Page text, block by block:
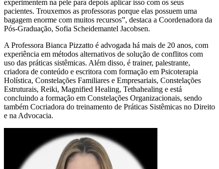
experimentem na pele para depois aplicar isso com os seus
pacientes. Trouxemos as professoras porque elas possuem uma
bagagem enorme com muitos recursos”, destaca a Coordenadora da
Pós-Graduação, Sofia Scheidemantel Jacobsen.
A Professora Bianca Pizzatto é advogada há mais de 20 anos, com
experiência em métodos alternativos de solução de conflitos com
uso das práticas sistêmicas. Além disso, é trainer, palestrante,
criadora de conteúdo e escritora com formação em Psicoterapia
Holística, Constelações Familiares e Empresariais, Constelações
Estruturais, Reiki, Magnified Healing, Tethahealing e está
concluindo a formação em Constelações Organizacionais, sendo
também Cocriadora do treinamento de Práticas Sistêmicas no Direito
e na Advocacia.